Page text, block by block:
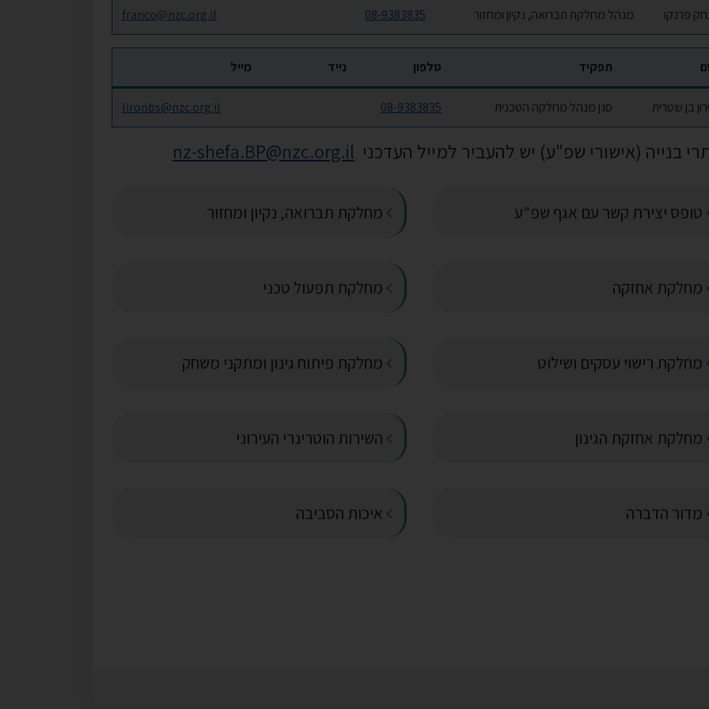
פרנקו מנהל מחלקת תברואה, נקיון ומחזור 08-9383835
franco@nzc.org.il
תפקיד טלפון נייד מייל
בן שטרית סגן מנהל מחלקה הטכנית 08-9383835
lironbs@nzc.org.il
בנייה (אישורי שפ"ע) יש להעביר למייל העדכני nz-shefa.BP@nzc.org.il
טופס יצירת קשר עם אגף שפ"ע מחלקת תברואה, נקיון ומחזור
מחלקת אחזקה מחלקת תפעול טכני
מחלקת רישוי עסקים ושילוט מחלקת פיתוח גינון ומתקני משחק
מחלקת אחזקת הגינון השירות הוטרינרי העירוני
מדור הדברה איכות הסביבה